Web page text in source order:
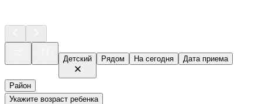
Детский Рядом На сегодня Дата приема
Район
Укажите возраст ребенка